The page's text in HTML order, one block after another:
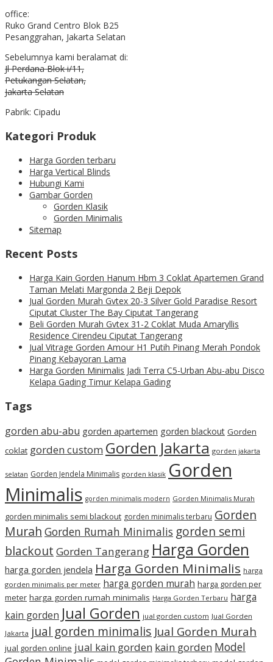
office:
Ruko Grand Centro Blok B25
Pesanggrahan, Jakarta Selatan
Sebelumnya kami beralamat di:
Jl Perdana Blok i/11,
Petukangan Selatan,
Jakarta Selatan
Pabrik: Cipadu
Kategori Produk
Harga Gorden terbaru
Harga Vertical Blinds
Hubungi Kami
Gambar Gorden
Gorden Klasik
Gorden Minimalis
Sitemap
Recent Posts
Harga Kain Gorden Hanum Hbm 3 Coklat Apartemen Grand
Taman Melati Margonda 2 Beji Depok
Jual Gorden Murah Gvtex 20-3 Silver Gold Paradise Resort
Ciputat Cluster The Bay Ciputat Tangerang
Beli Gorden Murah Gvtex 31-2 Coklat Muda Amaryllis
Residence Cirendeu Ciputat Tangerang
Jual Vitrage Gorden Amour H1 Putih Pinang Merah Pondok
Pinang Kebayoran Lama
Harga Gorden Minimalis Jadi Terra C5-Urban Abu-abu Disco
Kelapa Gading Timur Kelapa Gading
Tags
gorden abu-abu gorden apartemen gorden blackout Gorden
coklat gorden custom Gorden Jakarta gorden jakarta
selatan Gorden Jendela Minimalis gorden klasik Gorden
Minimalis gorden minimalis modern Gorden Minimalis Murah
gorden minimalis semi blackout gorden minimalis terbaru Gorden
Murah Gorden Rumah Minimalis gorden semi
blackout Gorden Tangerang Harga Gorden
harga gorden jendela Harga Gorden Minimalis harga
gorden minimalis per meter harga gorden murah harga gorden per
meter harga gorden rumah minimalis Harga Gorden Terbaru harga
kain gorden Jual Gorden jual gorden custom Jual Gorden
Jakarta jual gorden minimalis Jual Gorden Murah
jual gorden online jual kain gorden kain gorden Model